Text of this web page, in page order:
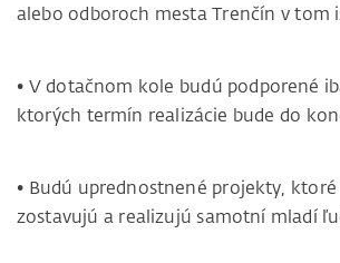
alebo odboroch mesta Trenčín v tom
• V dotačnom kole budú podporené
ktorých termín realizácie bude do
• Budú uprednostnené projekty,
zostavujú a realizujú samotní mladí